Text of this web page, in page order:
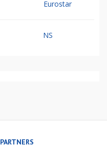
Eurostar
NS
PARTNERS